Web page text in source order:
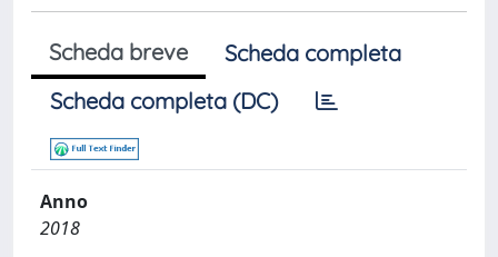
Scheda breve
Scheda completa
Scheda completa (DC)
Anno
2018